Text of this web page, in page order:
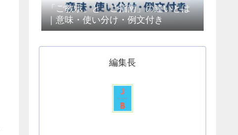
「ご教示」と「ご指南」の違いとは
｜意味・使い分け・例文付き
編集長